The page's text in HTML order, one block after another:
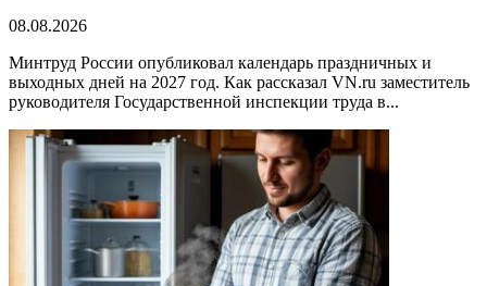
08.08.2026
Минтруд России опубликовал календарь праздничных и
выходных дней на 2027 год. Как рассказал VN.ru заместитель
руководителя Государственной инспекции труда в...